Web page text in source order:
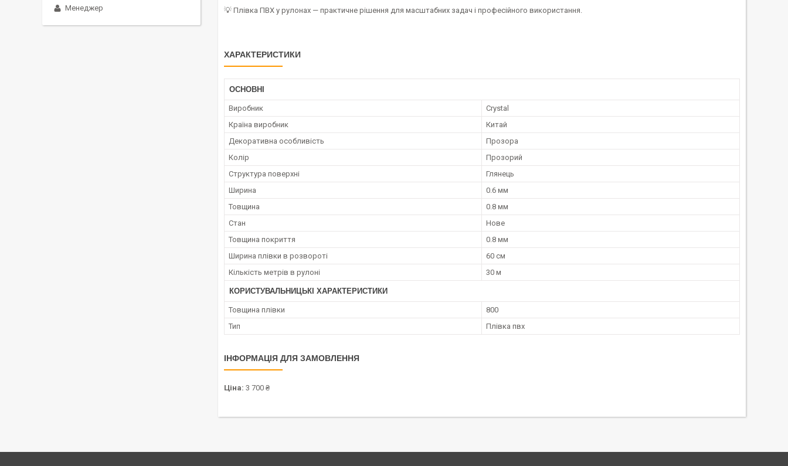
💡 Плівка ПВХ у рулонах — практичне рішення для масштабних задач і професійного використання.
ХАРАКТЕРИСТИКИ
ОСНОВНІ
Виробник
Crystal
Країна виробник
Китай
Декоративна особливість
Прозора
Колір
Прозорий
Структура поверхні
Глянець
Ширина
0.6 мм
Товщина
0.8 мм
Стан
Нове
Товщина покриття
0.8 мм
Ширина плівки в розвороті
60 см
Кількість метрів в рулоні
30 м
КОРИСТУВАЛЬНИЦЬКІ ХАРАКТЕРИСТИКИ
Товщина плівки
800
Тип
Плівка пвх
ІНФОРМАЦІЯ ДЛЯ ЗАМОВЛЕННЯ
Ціна: 3 700 ₴
Менеджер